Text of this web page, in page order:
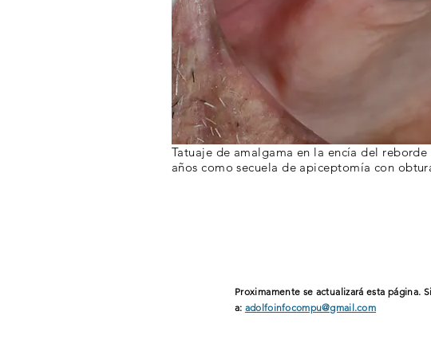
Tatuaje de amalgama en la encía del
años como secuela de apiceptomía con
Proximamente se actualizará esta página.
a: adolfoinfocompu@gmail.com